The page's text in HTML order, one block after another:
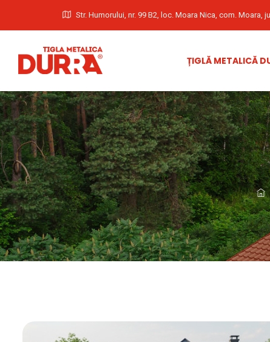
Str. Humorului, nr. 99 B2, loc. Moara Nica, com. Moara,
ȚIGLĂ METALICĂ